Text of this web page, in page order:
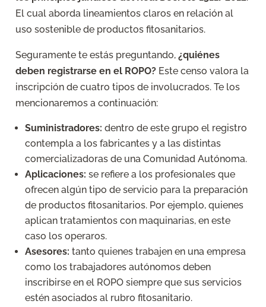
El cual aborda lineamientos claros en relación al
uso sostenible de productos fitosanitarios.
Seguramente te estás preguntando,¿quiénes
deben registrarse en el ROPO? Este censo valora la
inscripción de cuatro tipos de involucrados. Te los
mencionaremos a continuación:
Suministradores:dentro de este grupo el registro
contempla a los fabricantes y a las distintas
comercializadoras de una Comunidad Autónoma.
Aplicaciones: se refiere a los profesionales que
ofrecen algún tipo de servicio para la preparación
de productos fitosanitarios. Por ejemplo, quienes
aplican tratamientos con maquinarias, en este
caso los operaros.
Asesores: tanto quienes trabajen en una empresa
como los trabajadores autónomos deben
inscribirse en el ROPO siempre que sus servicios
estén asociados al rubro fitosanitario.